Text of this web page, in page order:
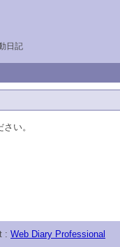
日記
い。
: Web Diary Professional